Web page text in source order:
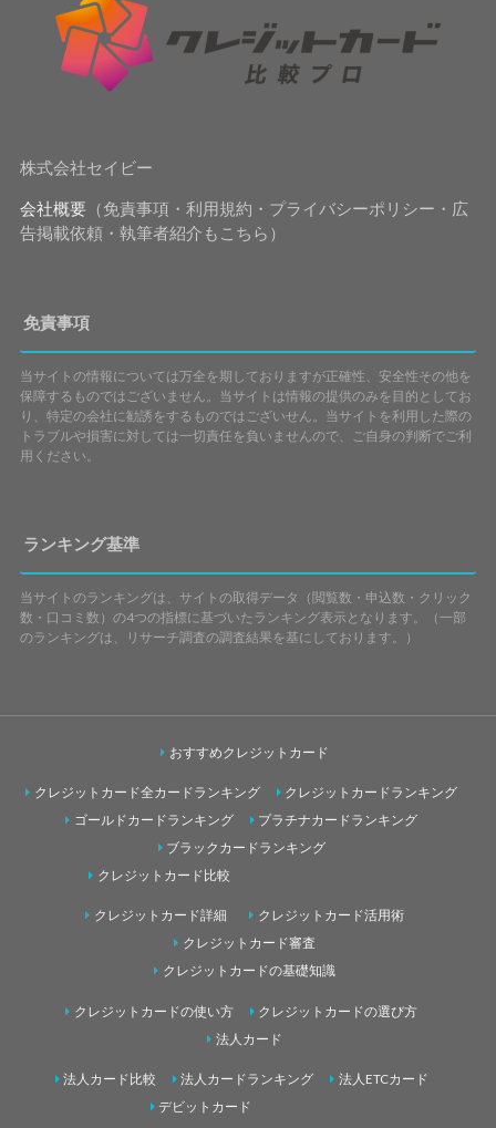
株式会社セイビー
会社概要（免責事項・利用規約・プライバシーポリシー・広
告掲載依頼・執筆者紹介もこちら）
免責事項
当サイトの情報については万全を期しておりますが正確性、安全性その他を
保障するものではございません。当サイトは情報の提供のみを目的としてお
り、特定の会社に勧誘をするものではございせん。当サイトを利用した際の
トラブルや損害に対しては一切責任を負いませんので、ご自身の判断でご利
用ください。
ランキング基準
当サイトのランキングは、サイトの取得データ（閲覧数・申込数・クリック
数・口コミ数）の4つの指標に基づいたランキング表示となります。（一部
のランキングは、リサーチ調査の調査結果を基にしております。）
おすすめクレジットカード
クレジットカード全カードランキング
クレジットカードランキング
ゴールドカードランキング
プラチナカードランキング
ブラックカードランキング
クレジットカード比較
クレジットカード詳細
クレジットカード活用術
クレジットカード審査
クレジットカードの基礎知識
クレジットカードの使い方
クレジットカードの選び方
法人カード
法人カード比較 法人カードランキング
法人ETCカード
デビットカード